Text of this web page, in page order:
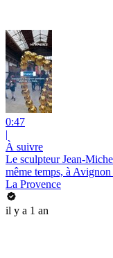
0:47
|
À suivre
Le sculpteur Jean-
même temps, à Avignon
La Provence
il y a 1 an